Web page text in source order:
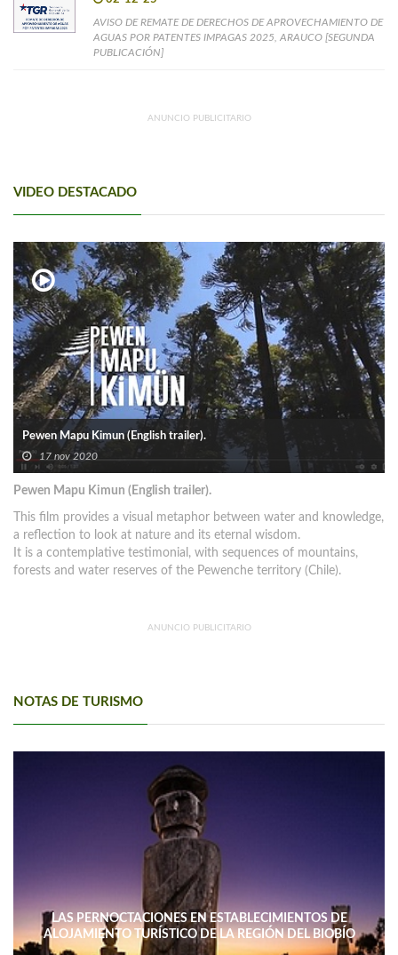
AVISO DE REMATE DE DERECHOS DE APROVECHAMIENTO DE
AGUAS POR PATENTES IMPAGAS 2025, ARAUCO [SEGUNDA
PUBLICACIÓN]
ANUNCIO PUBLICITARIO
VIDEO DESTACADO
Pewen Mapu Kimun (English trailer).
17 nov 2020
Pewen Mapu Kimun (English trailer).
This film provides a visual metaphor between water and knowledge,
a reflection to look at nature and its eternal wisdom.
It is a contemplative testimonial, with sequences of mountains,
forests and water reserves of the Pewenche territory (Chile).
ANUNCIO PUBLICITARIO
NOTAS DE TURISMO
LAS PERNOCTACIONES EN ESTABLECIMIENTOS DE
ALOJAMIENTO TURÍSTICO DE LA REGIÓN DEL BIOBÍO
DISMINUYERON 15,4% INTERANUAL